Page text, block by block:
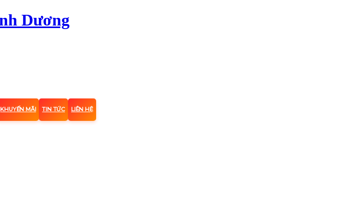
KHUYẾN MÃI TIN TỨC LIÊN HỆ